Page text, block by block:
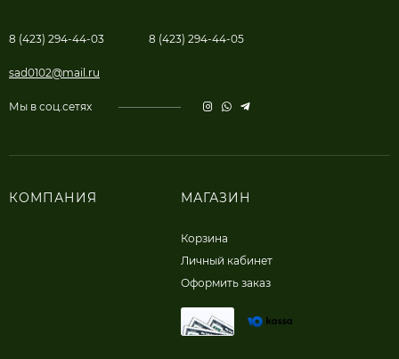
8 (423) 294-44-03 8 (423) 294-44-05
sad0102@mail.ru
Мы в соц.сетях
КОМПАНИЯ МАГАЗИН
Корзина
Личный кабинет
Оформить заказ